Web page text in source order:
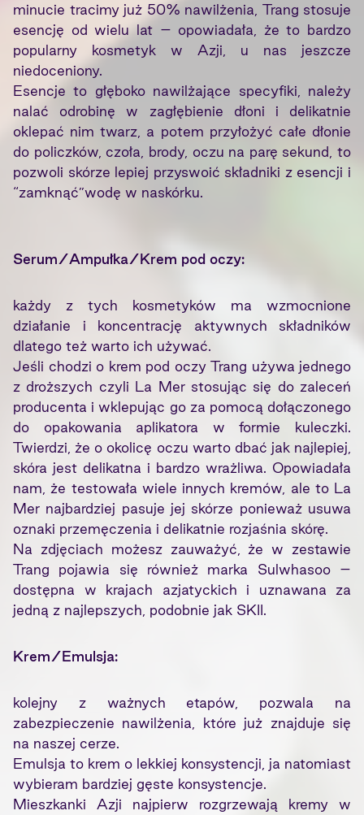
minucie tracimy już 50% nawilżenia, Trang stosuje
esencję od wielu lat – opowiadała, że to bardzo
popularny kosmetyk w Azji, u nas jeszcze
niedoceniony.
Esencje to głęboko nawilżające specyfiki, należy
nalać odrobinę w zagłębienie dłoni i delikatnie
oklepać nim twarz, a potem przyłożyć całe dłonie
do policzków, czoła, brody, oczu na parę sekund, to
pozwoli skórze lepiej przyswoić składniki z esencji i
“zamknąć”wodę w naskórku.
Serum/Ampułka/Krem pod oczy:
każdy z tych kosmetyków ma wzmocnione
działanie i koncentrację aktywnych składników
dlatego też warto ich używać.
Jeśli chodzi o krem pod oczy Trang używa jednego
z droższych czyli La Mer stosując się do zaleceń
producenta i wklepując go za pomocą dołączonego
do opakowania aplikatora w formie kuleczki.
Twierdzi, że o okolicę oczu warto dbać jak najlepiej,
skóra jest delikatna i bardzo wrażliwa. Opowiadała
nam, że testowała wiele innych kremów, ale to La
Mer najbardziej pasuje jej skórze ponieważ usuwa
oznaki przemęczenia i delikatnie rozjaśnia skórę.
Na zdjęciach możesz zauważyć, że w zestawie
Trang pojawia się również marka Sulwhasoo –
dostępna w krajach azjatyckich i uznawana za
jedną z najlepszych, podobnie jak SKII.
Krem/Emulsja:
kolejny z ważnych etapów, pozwala na
zabezpieczenie nawilżenia, które już znajduje się
na naszej cerze.
Emulsja to krem o lekkiej konsystencji, ja natomiast
wybieram bardziej gęste konsystencje.
Mieszkanki Azji najpierw rozgrzewają kremy w